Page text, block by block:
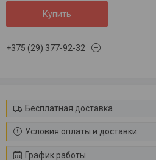
Купить
+375 (29) 377-92-32
Бесплатная доставка
Условия оплаты и доставки
График работы